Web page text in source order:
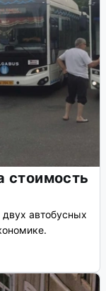
стоимость
автобусных